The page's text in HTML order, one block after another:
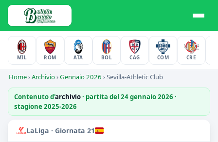
MIL ROM ATA BOL CAG COM CRE
Home›Archivio›Gennaio 2026 ›Sevilla-Athletic Club
Contenuto d'archivio· partita del 24 gennaio 2026 ·
stagione 2025-2026
LaLiga · Giornata 21